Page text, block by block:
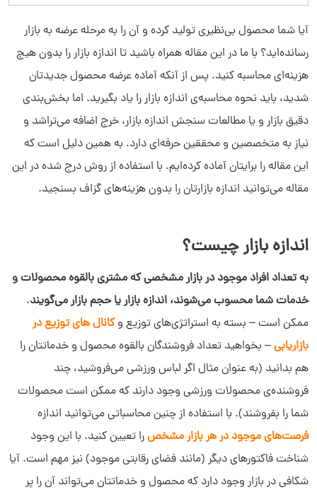
تفاوت اندازه بازار با سهم بازار
اهمیت اندازه بازار
اصطلاحات حجم بازار
تکنیک‌های اندازه‌گیری بازار
نرم افزار CRM چه نقشی در محاسبه اندازه بازار دارد؟
آیا شما محصول بی‌نظیری تولید کرده و آن را به مرحله‌ عرضه به بازار
رسانده‌اید؟ با ما در این مقاله همراه باشید تا اندازه‌ بازار را بدون هیچ
هزینه‌ای محاسبه کنید. پس از آنکه آماده‌ عرضه محصول جدیدتان
شدید، باید نحوه‌ محاسبه‌ی اندازه بازار را یاد بگیرید. اما بخش‌بندی
دقیق بازار و یا مطالعات سنجش اندازه بازار، خرج اضافه می‌تراشد و
نیاز به متخصصین و محققین حرفه‌ای دارد. به همین دلیل است که
این مقاله را برایتان آماده کرده‌ایم. با استفاده از روش درج شده در این
مقاله می‌توانید اندازه بازارتان را بدون هزینه‌های گزاف بسنجید.
اندازه بازار چیست؟
به تعداد افراد موجود در بازار مشخصی که مشتری بالقوه محصولات و
خدمات شما محسوب می‌شوند، اندازه بازار یا حجم بازار می‌گویند.
ممکن است – بسته به استراتژی‌های توزیع وکانال های توزیع در
بازاریابی– بخواهید تعداد فروشندگان بالقوه محصول و خدماتتان را
هم بدانید (به عنوان مثال اگر لباس ورزشی می‌فروشید، چند
فروشنده‌ی محصولات ورزشی وجود دارند که ممکن است محصولات
شما را بفروشند). با استفاده از چنین محاسباتی می‌توانید اندازه
فرصت‌های موجود در هر بازار مشخصرا تعیین کنید. با این وجود
شناخت فاکتورهای دیگر (مانند فضای رقابتی موجود) نیز مهم است. آیا
شکافی در بازار وجود دارد که محصول و خدماتتان می‌تواند آن را پر